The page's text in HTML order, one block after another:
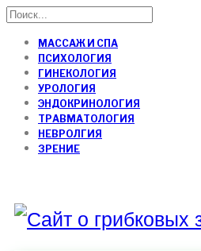
МАССАЖ И СПА
ПСИХОЛОГИЯ
ГИНЕКОЛОГИЯ
УРОЛОГИЯ
ЭНДОКРИНОЛОГИЯ
ТРАВМАТОЛОГИЯ
НЕВРОЛГИЯ
ЗРЕНИЕ